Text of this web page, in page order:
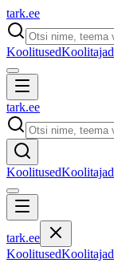
tark.ee
KoolitusedKoolitajad
tark.ee
KoolitusedKoolitajad
tark.ee
KoolitusedKoolitajad